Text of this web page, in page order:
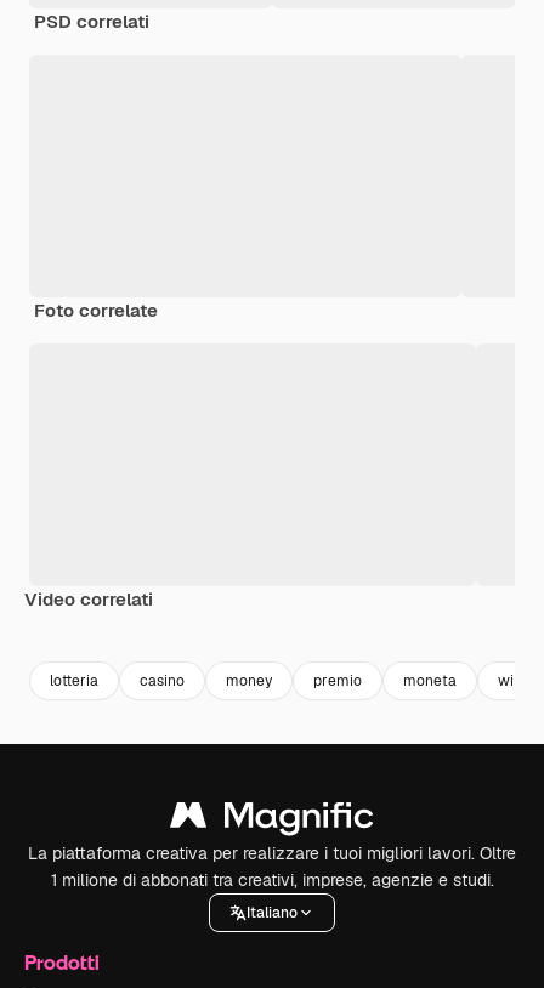
PSD correlati
Foto correlate
Video correlati
lotteria casino money premio moneta winner
La piattaforma creativa per realizzare i tuoi migliori lavori. Oltre
1 milione di abbonati tra creativi, imprese, agenzie e studi.
Italiano
Prodotti